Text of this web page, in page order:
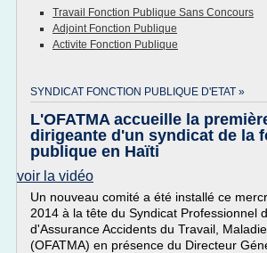
Travail Fonction Publique Sans Concours
Adjoint Fonction Publique
Activite Fonction Publique
SYNDICAT FONCTION PUBLIQUE D'ETAT »
L'OFATMA accueille la
dirigeante d'un syndicat de la
publique en Haïti
voir la vidéo
Un nouveau comité a été installé ce
2014 à la tête du Syndicat Professionnel
d'Assurance Accidents du Travail,
(OFATMA) en présence du Directeur